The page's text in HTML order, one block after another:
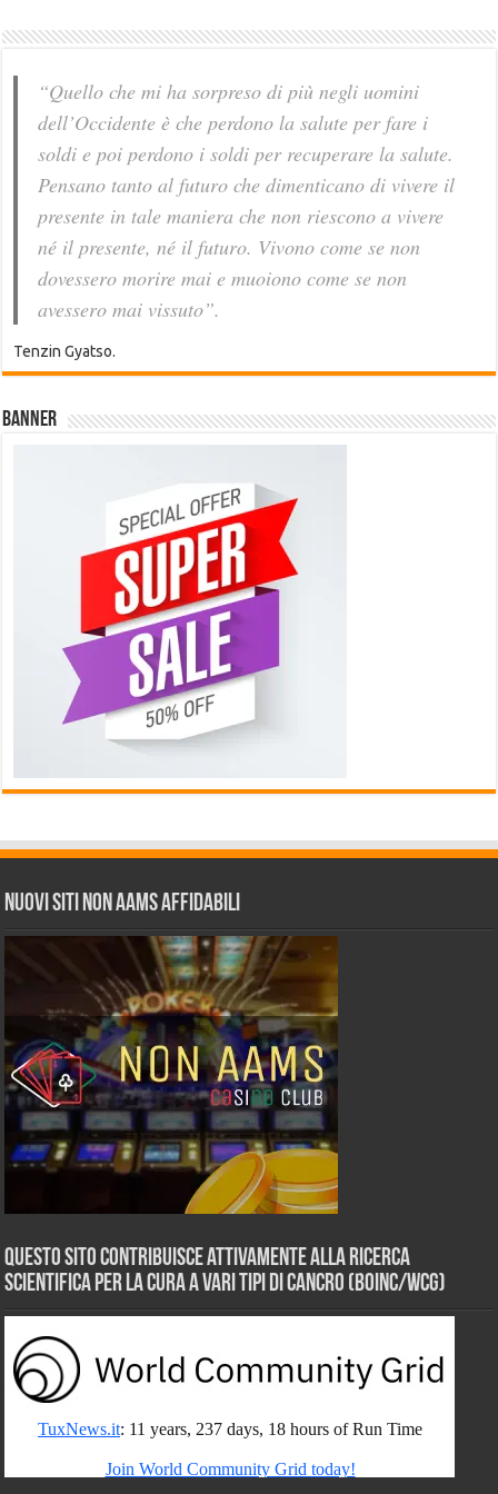
“Quello che mi ha sorpreso di più negli uomini
dell’Occidente è che perdono la salute per fare i
soldi e poi perdono i soldi per recuperare la salute.
Pensano tanto al futuro che dimenticano di vivere il
presente in tale maniera che non riescono a vivere
né il presente, né il futuro. Vivono come se non
dovessero morire mai e muoiono come se non
avessero mai vissuto”.
Tenzin Gyatso.
Banner
Nuovi siti non AAMS affidabili
Questo sito contribuisce attivamente alla ricerca
scientifica per la cura a vari tipi di Cancro (BOINC/WCG)